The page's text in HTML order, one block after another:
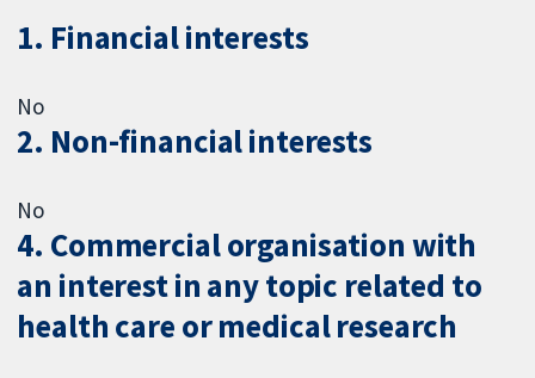
1. Financial interests
No
2. Non-financial interests
No
4. Commercial organisation with
an interest in any topic related to
health care or medical research